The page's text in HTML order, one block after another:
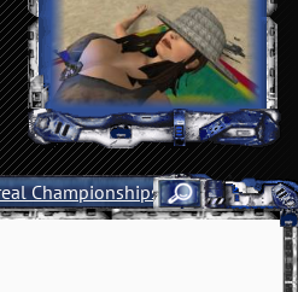
Championships»Арт» Selket